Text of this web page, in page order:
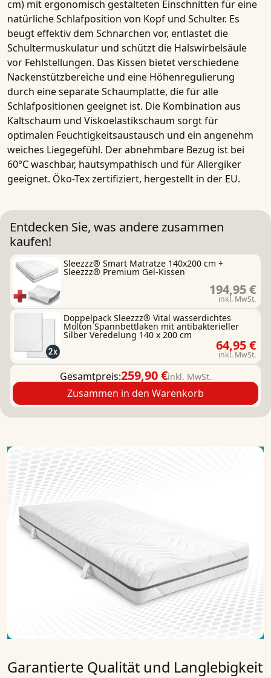
cm) mit ergonomisch gestalteten Einschnitten für eine
natürliche Schlafposition von Kopf und Schulter. Es
beugt effektiv dem Schnarchen vor, entlastet die
Schultermuskulatur und schützt die Halswirbelsäule
vor Fehlstellungen. Das Kissen bietet verschiedene
Nackenstützbereiche und eine Höhenregulierung
durch eine separate Schaumplatte, die für alle
Schlafpositionen geeignet ist. Die Kombination aus
Kaltschaum und Viskoelastikschaum sorgt für
optimalen Feuchtigkeitsaustausch und ein angenehm
weiches Liegegefühl. Der abnehmbare Bezug ist bei
60°C waschbar, hautsympathisch und für Allergiker
geeignet. Öko-Tex zertifiziert, hergestellt in der EU.
Entdecken Sie, was andere zusammen
kaufen!
Sleezzz® Smart Matratze 140x200 cm +
Sleezzz® Premium Gel-Kissen
194,95 €
inkl. MwSt.
Doppelpack Sleezzz® Vital wasserdichtes
Molton Spannbettlaken mit antibakterieller
Silber Veredelung 140 x 200 cm
64,95 €
inkl. MwSt.
Gesamtpreis:259,90 €inkl. MwSt.
Zusammen in den Warenkorb
Garantierte Qualität und Langlebigkeit